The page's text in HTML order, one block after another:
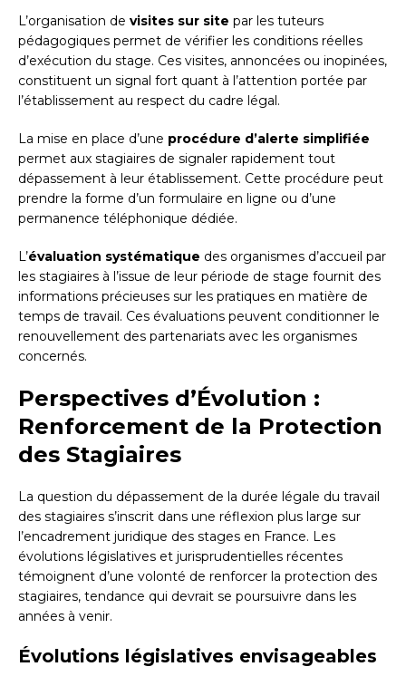
L’organisation de visites sur site par les tuteurs
pédagogiques permet de vérifier les conditions réelles
d’exécution du stage. Ces visites, annoncées ou inopinées,
constituent un signal fort quant à l’attention portée par
l’établissement au respect du cadre légal.
La mise en place d’une procédure d’alerte simplifiée
permet aux stagiaires de signaler rapidement tout
dépassement à leur établissement. Cette procédure peut
prendre la forme d’un formulaire en ligne ou d’une
permanence téléphonique dédiée.
L’évaluation systématique des organismes d’accueil par
les stagiaires à l’issue de leur période de stage fournit des
informations précieuses sur les pratiques en matière de
temps de travail. Ces évaluations peuvent conditionner le
renouvellement des partenariats avec les organismes
concernés.
Perspectives d’Évolution :
Renforcement de la Protection
des Stagiaires
La question du dépassement de la durée légale du travail
des stagiaires s’inscrit dans une réflexion plus large sur
l’encadrement juridique des stages en France. Les
évolutions législatives et jurisprudentielles récentes
témoignent d’une volonté de renforcer la protection des
stagiaires, tendance qui devrait se poursuivre dans les
années à venir.
Évolutions législatives envisageables